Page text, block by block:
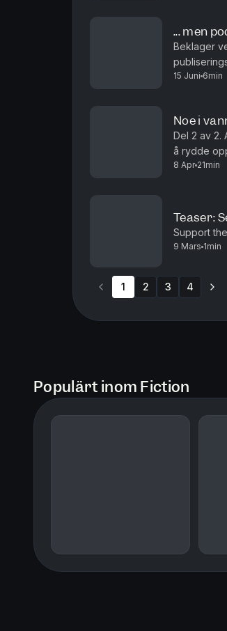
... men
Beklager
15 Juni 6min
Noe i
Del 2 av 2.
å rydde
8 Apr 21min
Teaser:
Support
9 Mars 1min
1 2 3 4
Populärt inom Fiction